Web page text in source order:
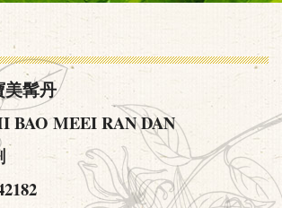
美髯丹
BAO MEEI RAN DAN